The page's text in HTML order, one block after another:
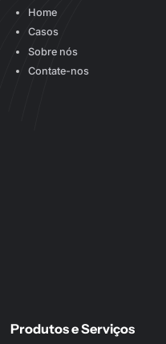
Home
Casos
Sobre nós
Contate-nos
Produtos e Serviços